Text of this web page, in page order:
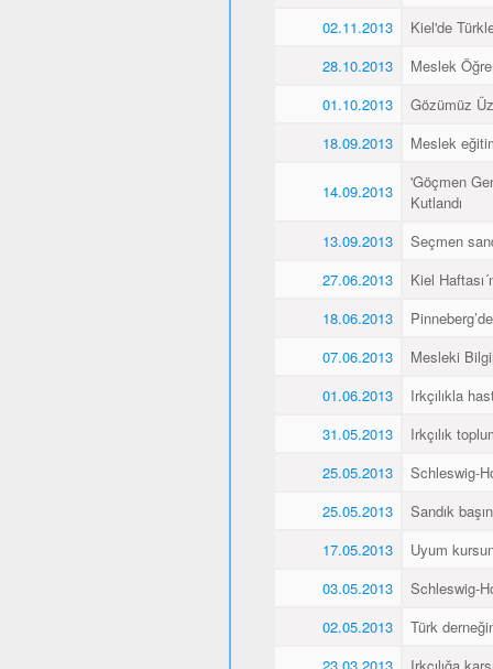
02.11.2013
Kiel'de
28.10.2013
Meslek
01.10.2013
Gözümüz
18.09.2013
Meslek
14.09.2013
'Göçmen
Kutlandı
13.09.2013
Seçmen
27.06.2013
Kiel
18.06.2013
07.06.2013
Mesleki
01.06.2013
Irkçılıkla
31.05.2013
Irkçılık
25.05.2013
Schleswig-
25.05.2013
Sandık
17.05.2013
Uyum
03.05.2013
Schleswig-
02.05.2013
Türk